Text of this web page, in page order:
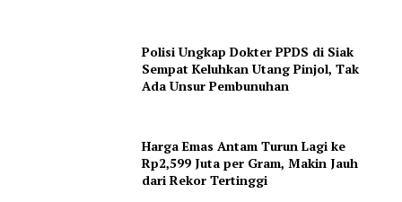
Polisi Ungkap Dokter PPDS di Siak
Sempat Keluhkan Utang Pinjol, Tak
Ada Unsur Pembunuhan
Harga Emas Antam Turun Lagi ke
Rp2,599 Juta per Gram, Makin Jauh
dari Rekor Tertinggi